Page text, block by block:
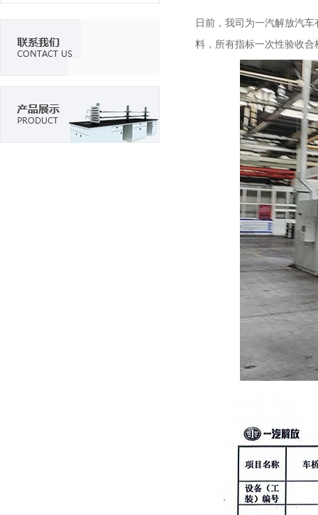
日前，我司为一汽解放汽
料，所有指标一次性验收